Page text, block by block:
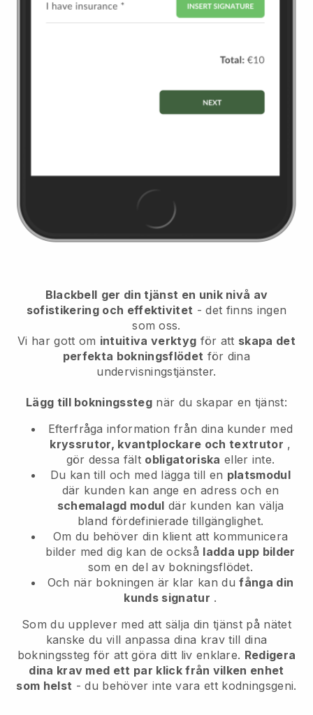
Blackbell ger din tjänst en unik nivå av
sofistikering och effektivitet - det finns ingen
som oss.
Vi har gott om intuitiva verktyg för att skapa det
perfekta bokningsflödet för dina
undervisningstjänster.
Lägg till bokningssteg när du skapar en tjänst:
Efterfråga information från dina kunder med
kryssrutor, kvantplockare och textrutor ,
gör dessa fält obligatoriska eller inte.
Du kan till och med lägga till en platsmodul
där kunden kan ange en adress och en
schemalagd modul där kunden kan välja
bland fördefinierade tillgänglighet.
Om du behöver din klient att kommunicera
bilder med dig kan de också ladda upp bilder
som en del av bokningsflödet.
Och när bokningen är klar kan dufånga din
kunds signatur .
Som du upplever med att sälja din tjänst på nätet
kanske du vill anpassa dina krav till dina
bokningssteg för att göra ditt liv enklare. Redigera
dina krav med ett par klick från vilken enhet
som helst - du behöver inte vara ett kodningsgeni.